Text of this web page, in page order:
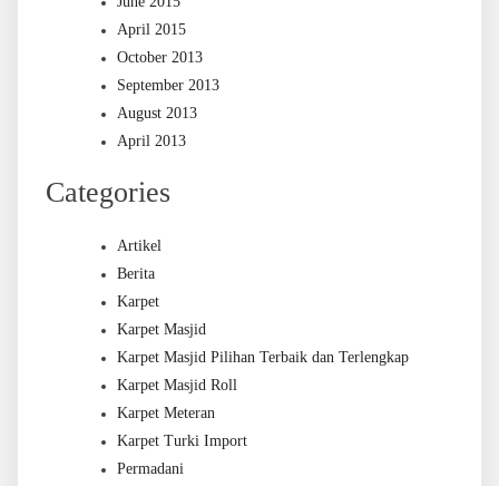
April 2015
October 2013
September 2013
August 2013
April 2013
Categories
Artikel
Berita
Karpet
Karpet Masjid
Karpet Masjid Pilihan Terbaik dan Terlengkap
Karpet Masjid Roll
Karpet Meteran
Karpet Turki Import
Permadani